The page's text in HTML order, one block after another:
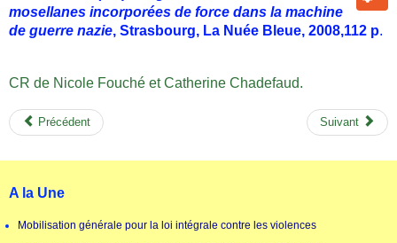
mosellanes incorporées de force dans la machine
de guerre nazie, Strasbourg, La Nuée Bleue, 2008,112 p.
CR de Nicole Fouché et Catherine Chadefaud.
Précédent Suivant
A la Une
Mobilisation générale pour la loi intégrale contre les violences